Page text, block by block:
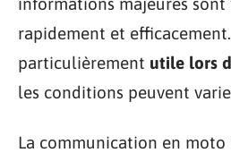
rapidement et
particulièrement utile lors
les conditions peuvent
La communication en moto